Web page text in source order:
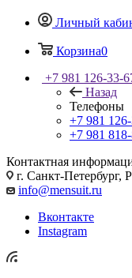
Личный
Корзина0
+7 981 126-33-
Назад
Телефоны
+7 981
+7 981
Контактная
г. Санкт-Петербург,
info@mensuit.ru
Вконтакте
Instagram